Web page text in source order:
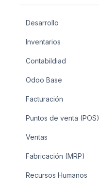
Desarrollo
Inventarios
Contabildiad
Odoo Base
Facturación
Puntos de venta (POS)
Ventas
Fabricación (MRP)
Recursos Humanos